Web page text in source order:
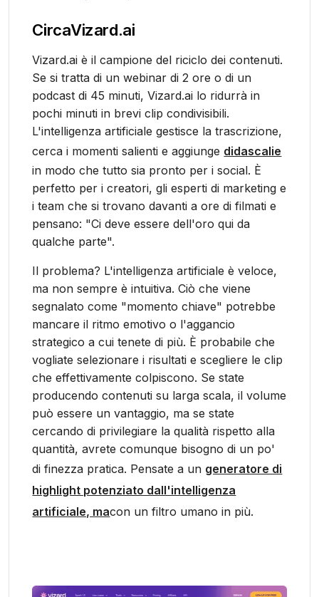
CircaVizard.ai
Vizard.ai è il campione del riciclo dei contenuti.
Se si tratta di un webinar di 2 ore o di un
podcast di 45 minuti, Vizard.ai lo ridurrà in
pochi minuti in brevi clip condivisibili.
L'intelligenza artificiale gestisce la trascrizione,
cerca i momenti salienti e aggiunge didascalie
in modo che tutto sia pronto per i social. È
perfetto per i creatori, gli esperti di marketing e
i team che si trovano davanti a ore di filmati e
pensano: "Ci deve essere dell'oro qui da
qualche parte".
Il problema? L'intelligenza artificiale è veloce,
ma non sempre è intuitiva. Ciò che viene
segnalato come "momento chiave" potrebbe
mancare il ritmo emotivo o l'aggancio
strategico a cui tenete di più. È probabile che
vogliate selezionare i risultati e scegliere le clip
che effettivamente colpiscono. Se state
producendo contenuti su larga scala, il volume
può essere un vantaggio, ma se state
cercando di privilegiare la qualità rispetto alla
quantità, avrete comunque bisogno di un po'
di finezza pratica. Pensate a un generatore di
highlight potenziato dall'intelligenza
artificiale, macon un filtro umano in più.